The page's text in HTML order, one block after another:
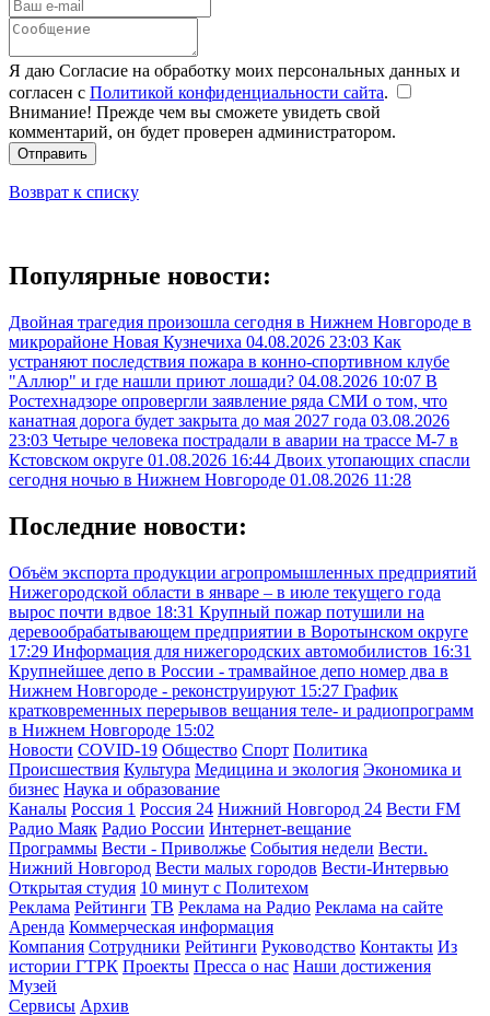
Я даю Согласие на обработку моих персональных данных и
согласен с Политикой конфиденциальности сайта.
Внимание! Прежде чем вы сможете увидеть свой
комментарий, он будет проверен администратором.
Отправить
Возврат к списку
Популярные новости:
Двойная трагедия произошла сегодня в Нижнем Новгороде в
микрорайоне Новая Кузнечиха 04.08.2026 23:03 Как
устраняют последствия пожара в конно-спортивном клубе
"Аллюр" и где нашли приют лошади? 04.08.2026 10:07 В
Ростехнадзоре опровергли заявление ряда СМИ о том, что
канатная дорога будет закрыта до мая 2027 года 03.08.2026
23:03 Четыре человека пострадали в аварии на трассе М-7 в
Кстовском округе 01.08.2026 16:44 Двоих утопающих спасли
сегодня ночью в Нижнем Новгороде 01.08.2026 11:28
Последние новости:
Объём экспорта продукции агропромышленных предприятий
Нижегородской области в январе – в июле текущего года
вырос почти вдвое 18:31 Крупный пожар потушили на
деревообрабатывающем предприятии в Воротынском округе
17:29 Информация для нижегородских автомобилистов 16:31
Крупнейшее депо в России - трамвайное депо номер два в
Нижнем Новгороде - реконструируют 15:27 График
кратковременных перерывов вещания теле- и радиопрограмм
в Нижнем Новгороде 15:02
Новости COVID-19 Общество Спорт Политика
Происшествия Культура Медицина и экология Экономика и
бизнес Наука и образование
Каналы Россия 1 Россия 24 Нижний Новгород 24 Вести FM
Радио Маяк Радио России Интернет-вещание
Программы Вести - Приволжье События недели Вести.
Нижний Новгород Вести малых городов Вести-Интервью
Открытая студия 10 минут с Политехом
Реклама Рейтинги ТВ Реклама на Радио Реклама на сайте
Аренда Коммерческая информация
Компания Сотрудники Рейтинги Руководство Контакты Из
истории ГТРК Проекты Пресса о нас Наши достижения
Музей
Сервисы Архив